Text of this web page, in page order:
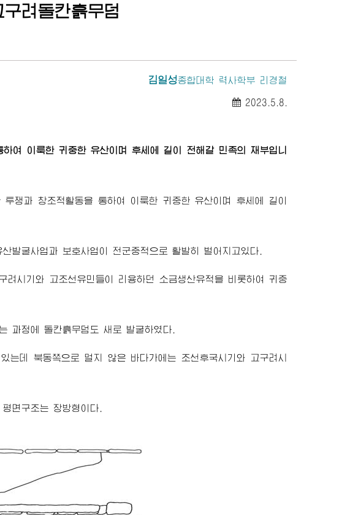
려돌칸흙무덤
김일성종합대학 력사학부 리경철
2023.5.8.
여 이룩한 귀중한 유산이며 후세에 길이 전해갈 민족의 재부입니
쟁과 창조적활동을 통하여 이룩한 귀중한 유산이며 후세에 길이
발굴사업과 보호사업이 전군중적으로 활발히 벌어지고있다.
려시기와 고조선유민들이 리용하던 소금생산유적을 비롯하여 귀중
과정에 돌칸흙무덤도 새로 발굴하였다.
는데 북동쪽으로 멀지 않은 바다가에는 조선후국시기와 고구려시
면구조는 장방형이다.